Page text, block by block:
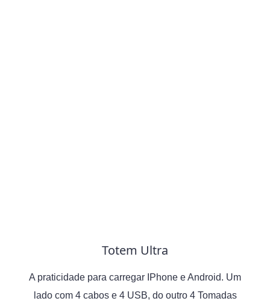
Totem Ultra
A praticidade para carregar IPhone e Android. Um
lado com 4 cabos e 4 USB, do outro 4 Tomadas